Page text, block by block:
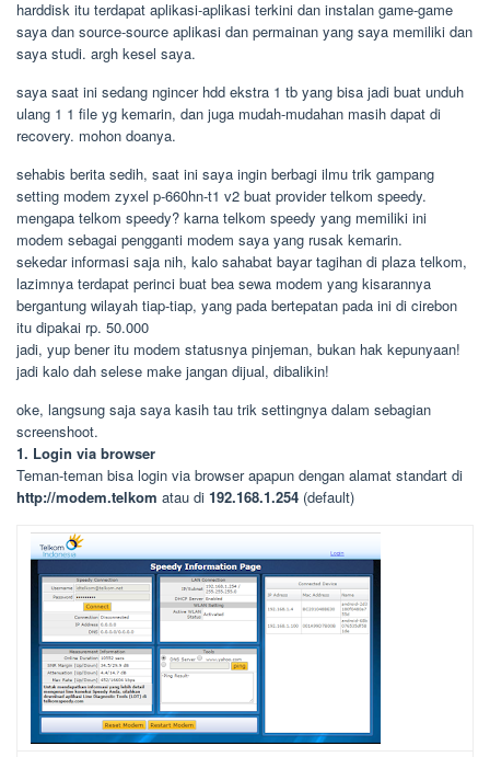
harddisk itu terdapat aplikasi-aplikasi terkini dan instalan game-game
saya dan source-source aplikasi dan permainan yang saya memiliki dan
saya studi. argh kesel saya.
saya saat ini sedang ngincer hdd ekstra 1 tb yang bisa jadi buat unduh
ulang 1 1 file yg kemarin, dan juga mudah-mudahan masih dapat di
recovery. mohon doanya.
sehabis berita sedih, saat ini saya ingin berbagi ilmu trik gampang
setting modem zyxel p-660hn-t1 v2 buat provider telkom speedy.
mengapa telkom speedy? karna telkom speedy yang memiliki ini
modem sebagai pengganti modem saya yang rusak kemarin.
sekedar informasi saja nih, kalo sahabat bayar tagihan di plaza telkom,
lazimnya terdapat perinci buat bea sewa modem yang kisarannya
bergantung wilayah tiap-tiap, yang pada bertepatan pada ini di cirebon
itu dipakai rp. 50.000
jadi, yup bener itu modem statusnya pinjeman, bukan hak kepunyaan!
jadi kalo dah selese make jangan dijual, dibalikin!
oke, langsung saja saya kasih tau trik settingnya dalam sebagian
screenshoot.
1. Login via browser
Teman-teman bisa login via browser apapun dengan alamat standart di
http://modem.telkom atau di 192.168.1.254 (default)